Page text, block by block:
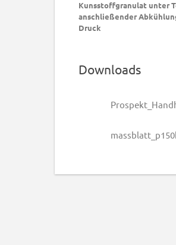
Kunsstoffgranulat unter
anschließender
Druck
Downloads